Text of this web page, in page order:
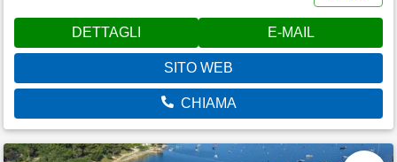
DETTAGLI E-MAIL
SITO WEB
CHIAMA